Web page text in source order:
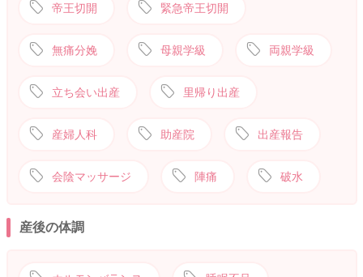
帝王切開 緊急帝王切開
無痛分娩 母親学級 両親学級
立ち会い出産 里帰り出産
産婦人科 助産院 出産報告
会陰マッサージ 陣痛 破水
産後の体調